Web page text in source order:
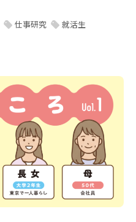
仕事研究
就活生